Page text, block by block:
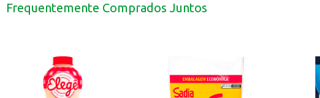
Consumo direto: pode ser consumida pura, como um sorvete natural.
Frequentemente Comprados Juntos